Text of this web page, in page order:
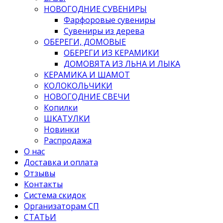
НОВОГОДНИЕ СУВЕНИРЫ
Фарфоровые сувениры
Сувениры из дерева
ОБЕРЕГИ, ДОМОВЫЕ
ОБЕРЕГИ ИЗ КЕРАМИКИ
ДОМОВЯТА ИЗ ЛЬНА И ЛЫКА
КЕРАМИКА И ШАМОТ
КОЛОКОЛЬЧИКИ
НОВОГОДНИЕ СВЕЧИ
Копилки
ШКАТУЛКИ
Новинки
Распродажа
О нас
Доставка и оплата
Отзывы
Контакты
Система скидок
Организаторам СП
СТАТЬИ